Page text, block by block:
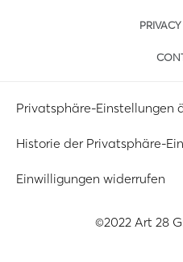
Privatsphäre-Einstellungen
Historie der Privatsphäre-
Einwilligungen widerrufen
©2022 Art 28